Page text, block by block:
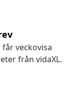
veckovisa
från vidaXL.